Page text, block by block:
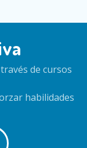
de cursos
habilidades